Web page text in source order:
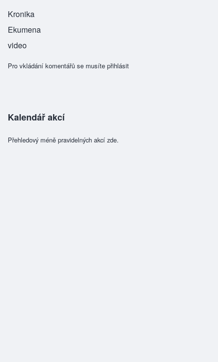
Kronika
Ekumena
video
Pro vkládání komentářů se musíte přihlásit
Kalendář akcí
Přehledový méně pravidelných akcí zde.